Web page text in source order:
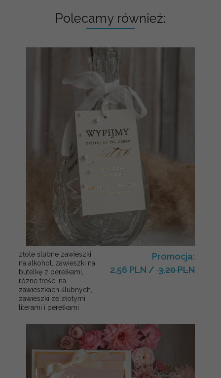
Polecamy również:
złote ślubne zawieszki
na alkohol, zawieszki na
butelkę z perełkami,
rózne treści na
zawieszkach ślubnych,
zawieszki ze złotymi
literami i perełkami
Promocja:
2.56 PLN / 3.20 PLN